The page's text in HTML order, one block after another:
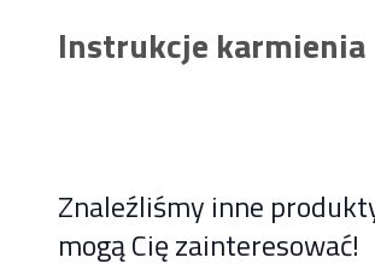
Instrukcje karmienia
Znaleźliśmy inne
mogą Cię zainteresować!